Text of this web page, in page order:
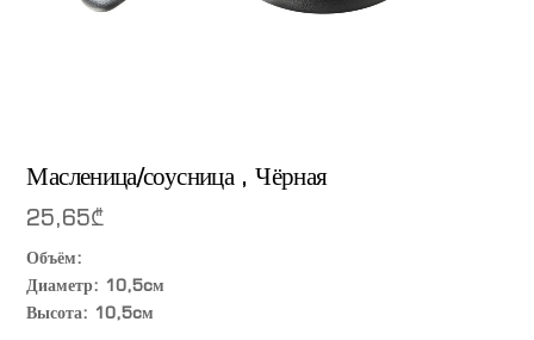
Масленица/соусница , Чёрная
25,65₾
Объём:
Диаметр: 10,5cм
Высота: 10,5cм